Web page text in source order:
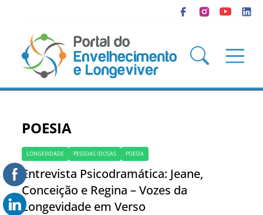
POESIA
LONGEVIDADE PESSOAS IDOSAS POESIA
Entrevista Psicodramática: Jeane,
Conceição e Regina – Vozes da
Longevidade em Verso